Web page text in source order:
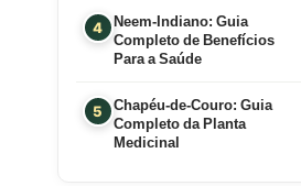
Neem-Indiano: Guia
Completo de Benefícios
Para a Saúde
Chapéu-de-Couro: Guia
Completo da Planta
Medicinal